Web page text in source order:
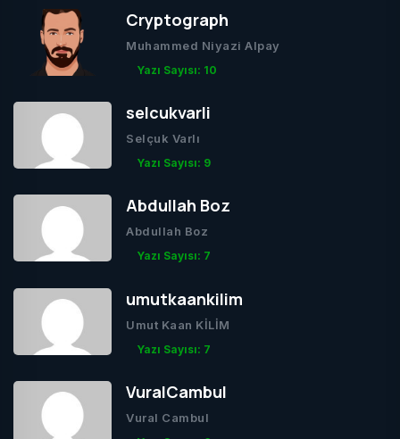
Cryptograph
Muhammed Niyazi Alpay
Yazı Sayısı: 10
selcukvarli
Selçuk Varlı
Yazı Sayısı: 9
Abdullah Boz
Abdullah Boz
Yazı Sayısı: 7
umutkaankilim
Umut Kaan KİLİM
Yazı Sayısı: 7
VuralCambul
Vural Cambul